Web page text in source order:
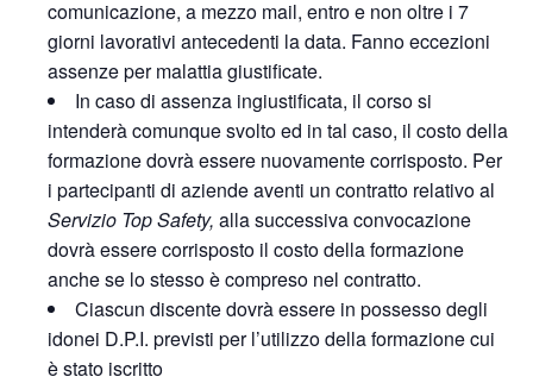
comunicazione, a mezzo mail, entro e non oltre i 7
giorni lavorativi antecedenti la data. Fanno eccezioni
assenze per malattia giustificate.
In caso di assenza ingiustificata, il corso si
intenderà comunque svolto ed in tal caso, il costo della
formazione dovrà essere nuovamente corrisposto. Per
i partecipanti di aziende aventi un contratto relativo al
Servizio Top Safety, alla successiva convocazione
dovrà essere corrisposto il costo della formazione
anche se lo stesso è compreso nel contratto.
Ciascun discente dovrà essere in possesso degli
idonei D.P.I. previsti per l’utilizzo della formazione cui
è stato iscritto